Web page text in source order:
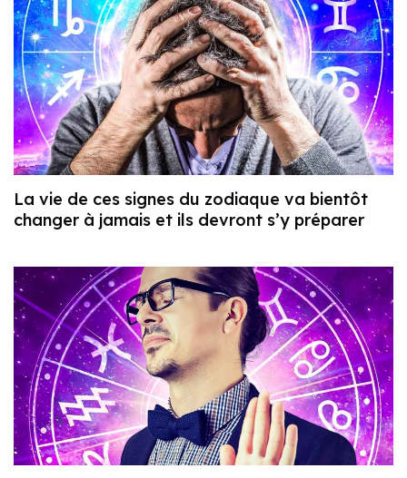
La vie de ces signes du zodiaque va bientôt
changer à jamais et ils devront s’y préparer